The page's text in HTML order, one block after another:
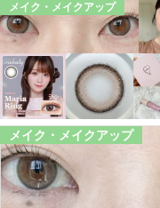
メイク・メイクアップ
メイク・メイクアップ